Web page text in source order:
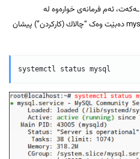
بۆ پشکنینی دۆخی خزمەتگوزاری MySQL ـەکەت، ئەم فرمانەی خوارەوە لە
تێرمیناڵەکەدا بنووسە. دۆخی mysql.service دەبێت وەک “چالاك (کارکردن”) پیشان